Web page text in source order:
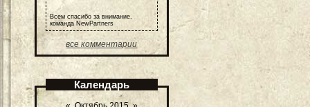
Всем спасибо за внимание,
команда NewPartners
все комментарии
Календарь